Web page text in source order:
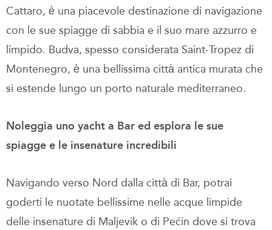
Cattaro, è una piacevole destinazione di navigazione
con le sue spiagge di sabbia e il suo mare azzurro e
limpido. Budva, spesso considerata Saint-Tropez di
Montenegro, è una bellissima città antica murata che
si estende lungo un porto naturale mediterraneo.
Noleggia uno yacht a Bar ed esplora le sue
spiagge e le insenature incredibili
Navigando verso Nord dalla città di Bar, potrai
goderti le nuotate bellissime nelle acque limpide
delle insenature di Maljevik o di Pećin dove si trova